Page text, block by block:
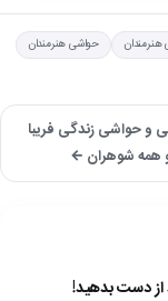
هنرمندان
حواشی هنرمندان
و حواشی زندگی فریبا
همه شوهران ←